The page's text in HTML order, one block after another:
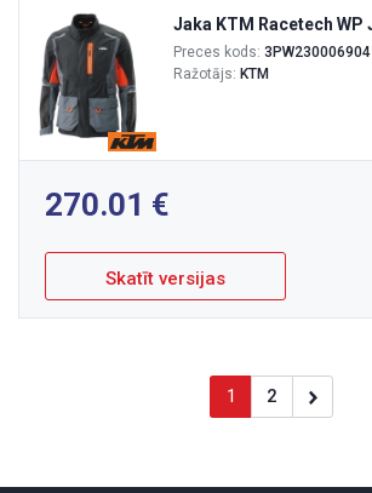
Jaka KTM Racetech WP
Preces kods: 3PW230006904
Ražotājs: KTM
270.01
Skatīt versijas
1 2